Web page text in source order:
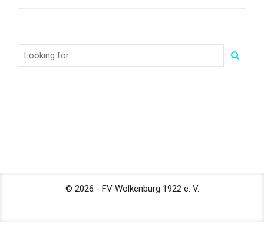
​© 2026 - FV Wolkenburg 1922 e. V.